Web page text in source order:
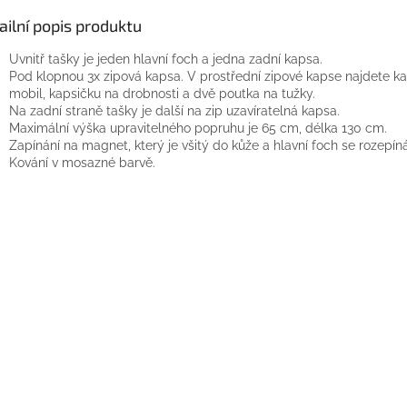
popis produktu
Uvnitř tašky je jeden hlavní foch a jedna zadní kapsa.
Pod klopnou 3x zipová kapsa. V prostřední zipové kapse najdete
mobil, kapsičku na drobnosti a dvě poutka na tužky.
Na zadní straně tašky je další na zip uzavíratelná kapsa.
Maximální výška upravitelného popruhu je 65 cm, délka 130 cm.
Zapínání na magnet, který je všitý do kůže a hlavní foch se
Kování v mosazné barvě.